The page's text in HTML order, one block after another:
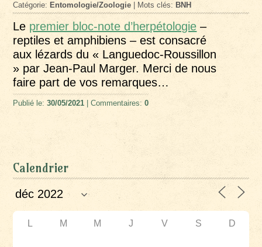
Catégorie: Entomologie/Zoologie | Mots clés: BNH
Le premier bloc-note d’herpétologie –
reptiles et amphibiens – est consacré
aux lézards du « Languedoc-Roussillon
» par Jean-Paul Marger. Merci de nous
faire part de vos remarques…
Publié le:30/05/2021 | Commentaires:0
Calendrier
L M M J V S D